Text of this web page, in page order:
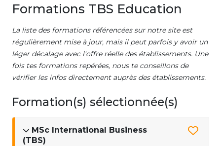
Formations TBS Education
La liste des formations référencées sur notre site est
régulièrement mise à jour, mais il peut parfois y avoir un
léger décalage avec l'offre réelle des établissements. Une
fois tes formations repérées, nous te conseillons de
vérifier les infos directement auprès des établissements.
Formation(s) sélectionnée(s)
MSc International Business
(TBS)